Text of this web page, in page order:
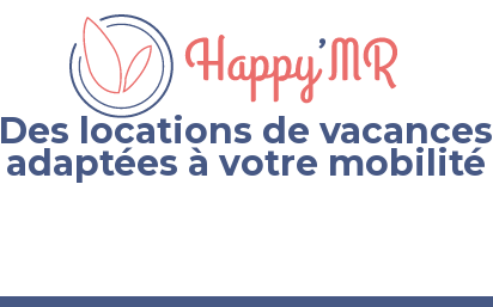
Des locations de vacances
adaptées à votre mobilité